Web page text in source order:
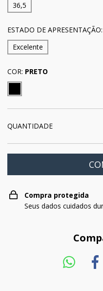
36,5
ESTADO DE APRESENTAÇÃO:
Excelente
COR: PRETO
QUANTIDADE
Compra protegida
Seus dados cuidados